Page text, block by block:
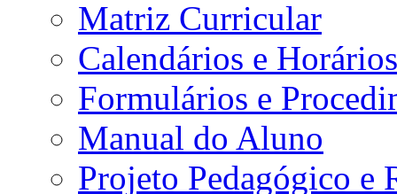
Matriz Curricular
Calendários e Horários
Formulários e
Manual do Aluno
Projeto Pedagógico e